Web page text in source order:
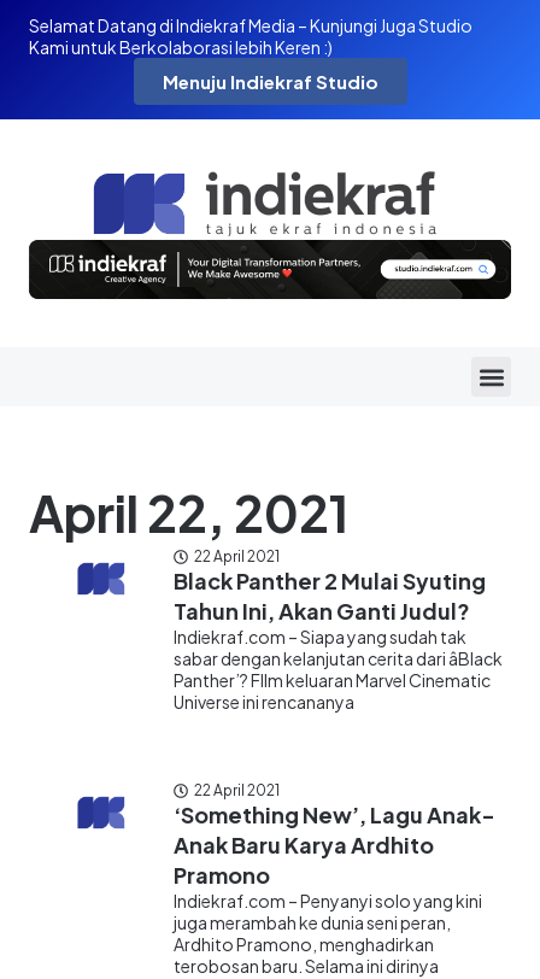
Selamat Datang di Indiekraf Media – Kunjungi Juga Studio
Kami untuk Berkolaborasi lebih Keren :)
Menuju Indiekraf Studio
April 22, 2021
22 April 2021
Black Panther 2 Mulai Syuting
Tahun Ini, Akan Ganti Judul?
Indiekraf.com – Siapa yang sudah tak
sabar dengan kelanjutan cerita dari âBlack
Panther’? FIlm keluaran Marvel Cinematic
Universe ini rencananya
22 April 2021
‘Something New’, Lagu Anak-
Anak Baru Karya Ardhito
Pramono
Indiekraf.com – Penyanyi solo yang kini
juga merambah ke dunia seni peran,
Ardhito Pramono, menghadirkan
terobosan baru. Selama ini dirinya